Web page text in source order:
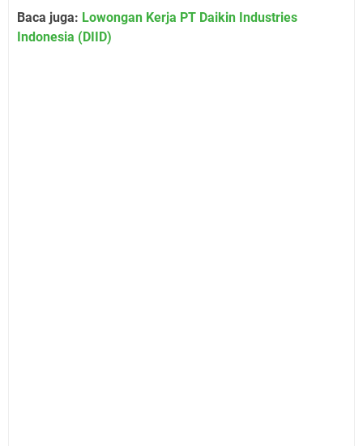
Baca juga: Lowongan Kerja PT Daikin Industries
Indonesia (DIID)